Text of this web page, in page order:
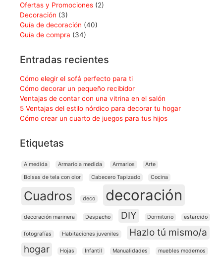
Ofertas y Promociones (2)
Decoración (3)
Guía de decoración (40)
Guía de compra (34)
Entradas recientes
Cómo elegir el sofá perfecto para ti
Cómo decorar un pequeño recibidor
Ventajas de contar con una vitrina en el salón
5 Ventajas del estilo nórdico para decorar tu hogar
Cómo crear un cuarto de juegos para tus hijos
Etiquetas
A medida Armario a medida Armarios
Arte
Bolsas de tela con olor
Cabecero Tapizado Cocina
Cuadros deco decoración
decoración marinera Despacho DIY Dormitorio estarcido
fotografías Habitaciones juveniles
Hazlo tú mismo/a
hogar
Hojas Infantil Manualidades muebles modernos